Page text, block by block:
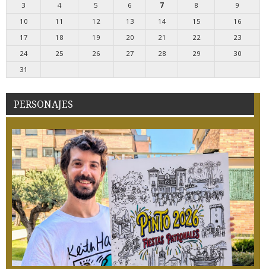
3
4 5 6 7 8
9
10
11 12 13 14 15
16
17
18 19 20 21 22
23
24
25 26 27 28 29
30
31
PERSONAJES